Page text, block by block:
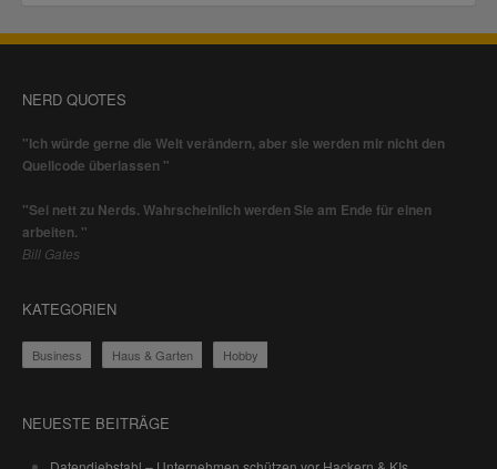
NERD QUOTES
"Ich würde gerne die Welt verändern, aber sie werden mir nicht den
Quellcode überlassen "
"Sei nett zu Nerds. Wahrscheinlich werden Sie am Ende für einen
arbeiten. "
Bill Gates
KATEGORIEN
Business Haus & Garten Hobby
NEUESTE BEITRÄGE